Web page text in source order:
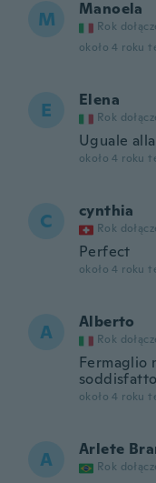
M Manoela
Rok
około 4 roku
E Elena
Rok
Uguale
około 4 roku
C cynthia
Rok
Perfect
około 4 roku
A Alberto
Rok
Fermaglio
około 4 roku
A Arlete
Rok